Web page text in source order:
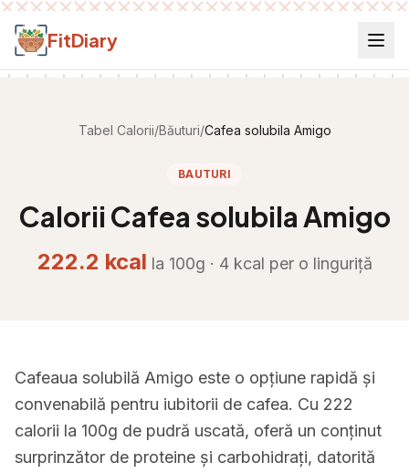
Salt la conținut
FitDiary
Tabel Calorii/Băuturi/Cafea solubila Amigo
BAUTURI
Calorii Cafea solubila Amigo
222.2 kcal la 100g · 4kcal per o linguriță
Cafeaua solubilă Amigo este o opțiune rapidă și
convenabilă pentru iubitorii de cafea. Cu 222
calorii la 100g de pudră uscată, oferă un conținut
surprinzător de proteine și carbohidrați, datorită